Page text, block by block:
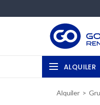
ALQUILER
Alquiler